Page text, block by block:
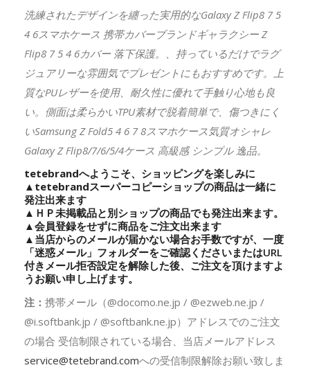
洗練されたデザインを纏った実用的なGalaxy Z Flip8 7 5
4 6スマホケース 携帯カバーブランドギャラクシー Z
Flip8 7 5 4 6カバー 落下保護。、持っているだけでラグ
ジュアリーな雰囲気でプレゼントにもおすすめです。上
質なPUレザーを使用、耐久性に優れて手触り心地も良
い。側面は柔らかいTPU素材で脱着簡単で、傷つきにく
いSamsung Z Fold5 4 6 7 8スマホケース気質オシャレ
Galaxy Z Flip8/7/6/5/4ケース 高級感 シンプル 逸品。
tetebrandへようこそ、ショッピングを楽しみに
▲ tetebrandスーパーコピーショップの商品は一緒に
発注出来ます
▲ＨＰ未掲載品と別ショップの商品でも発注出来ます。
▲会員登録をせずに商品をご注文出来ます
▲当店からのメールが届かない場合お手数ですが、一度
「迷惑メール」フォルダーをご確認くださいまたはURL
付きメール拒否設定を解除した後、ご注文を頂けますよ
うお願い申し上げます。
注： 携帯メール（@docomo.ne.jp / @ezweb.ne.jp /
@i.softbank.jp / @softbank.ne.jp）アドレスでのご注文
の場合 受信制限されている場合、当店メールアドレス
service@tetebrand.comへの受信制限解除お願い致しま